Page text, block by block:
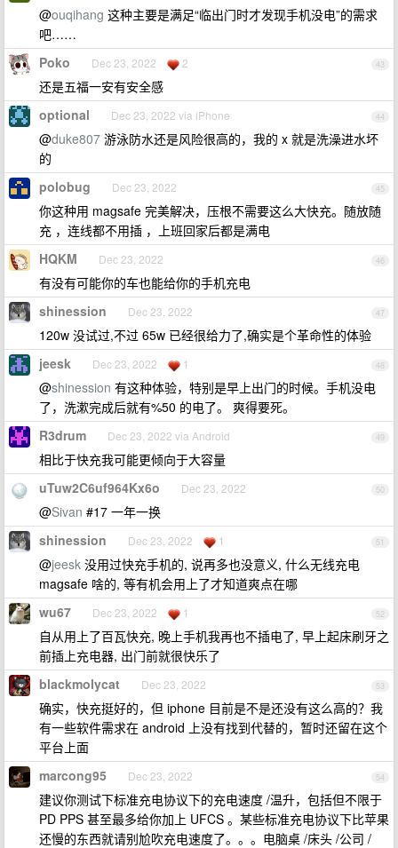
@ouqihang 这种主要是满足“临出门时才发现手机没电”的需求
吧……
43
Poko Dec 23, 2022 2
还是五福一安有安全感
44
optional Dec 23, 2022 via iPhone
@duke807 游泳防水还是风险很高的，我的 x 就是洗澡进水坏
的
45
polobug Dec 23, 2022
你这种用 magsafe 完美解决，压根不需要这么大快充。随放随
充 ，连线都不用插 ，上班回家后都是满电
46
HQKM Dec 23, 2022
有没有可能你的车也能给你的手机充电
47
shinession Dec 23, 2022
120w 没试过,不过 65w 已经很给力了,确实是个革命性的体验
48
jeesk Dec 23, 2022 1
@shinession 有这种体验，特别是早上出门的时候。手机没电
了，洗漱完成后就有%50 的电了。 爽得要死。
49
R3drum Dec 23, 2022 via Android
相比于快充我可能更倾向于大容量
50
uTuw2C6uf964Kx6o Dec 23, 2022
@Sivan #17 一年一换
51
shinession Dec 23, 2022 1
@jeesk 没用过快充手机的, 说再多也没意义, 什么无线充电
magsafe 啥的, 等有机会用上了才知道爽点在哪
52
wu67 Dec 23, 2022 1
自从用上了百瓦快充, 晚上手机我再也不插电了, 早上起床刷牙之
前插上充电器, 出门前就很快乐了
53
blackmolycat Dec 23, 2022
确实，快充挺好的，但 iphone 目前是不是还没有这么高的？我
有一些软件需求在 android 上没有找到代替的，暂时还留在这个
平台上面
54
marcong95 Dec 23, 2022
建议你测试下标准充电协议下的充电速度 /温升，包括但不限于
PD PPS 甚至最多给你加上 UFCS 。某些标准充电协议下比苹果
还慢的东西就请别尬吹充电速度了。。。电脑桌 /床头 /公司 /